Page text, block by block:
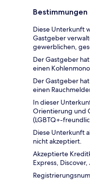
Bestimmungen
Diese Unterkunft
Gastgeber
gewerblichen,
Der Gastgeber
einen
Der Gastgeber
einen
In dieser
Orientierung und
(LGBTQ+-
Diese Unterkunft
nicht akzeptiert.
Akzeptierte
Express,